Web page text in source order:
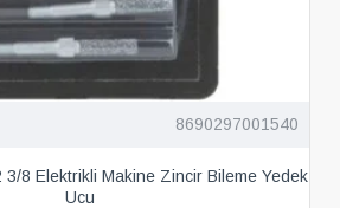
8690297001540
8 Elektrikli Makine Zincir Bileme Yedek
Ucu